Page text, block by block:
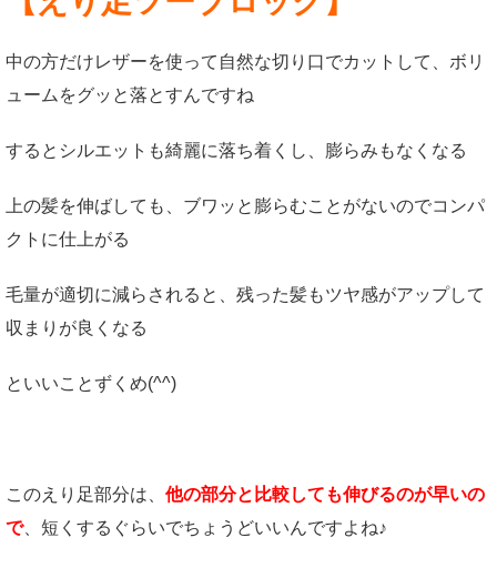
中の方だけレザーを使って自然な切り口でカットして、ボリ
ュームをグッと落とすんですね
するとシルエットも綺麗に落ち着くし、膨らみもなくなる
上の髪を伸ばしても、ブワッと膨らむことがないのでコンパ
クトに仕上がる
毛量が適切に減らされると、残った髪もツヤ感がアップして
収まりが良くなる
といいことずくめ(^^)
このえり足部分は、 他の部分と比較しても伸びるのが早いの
で、短くするぐらいでちょうどいいんですよね♪